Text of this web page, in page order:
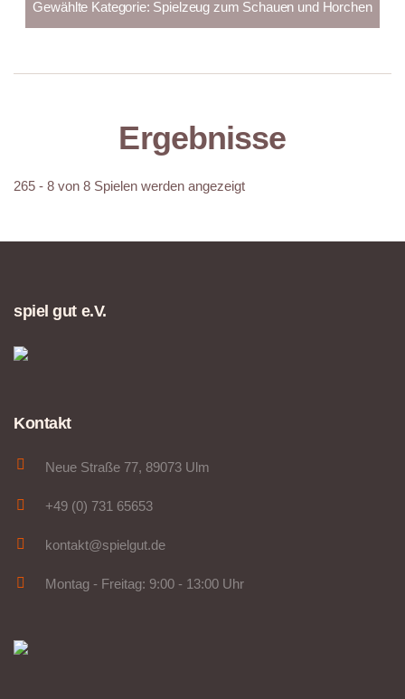
Ergebnisse
265 - 8 von 8 Spielen werden angezeigt
spiel gut e.V.
Kontakt
Neue Straße 77, 89073 Ulm
+49 (0) 731 65653
kontakt@spielgut.de
Montag - Freitag: 9:00 - 13:00 Uhr